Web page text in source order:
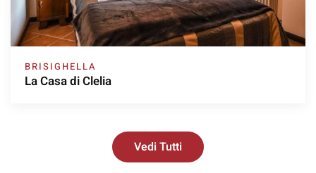
BRISIGHELLA
La Casa di Clelia
Vedi Tutti